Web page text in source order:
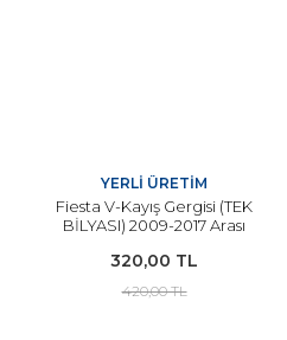
YERLİ ÜRETİM
Fiesta V-Kayış Gergisi (TEK
BİLYASI) 2009-2017 Arası
320,00 TL
420,00 TL